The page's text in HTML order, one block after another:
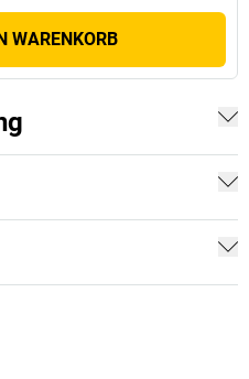
WARENKORB